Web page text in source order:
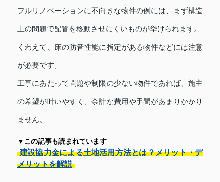
フルリノベーションに不向きな物件の例には、まず構造
上の問題で配管を移動させにくいものが挙げられます。
くわえて、床の防音性能に指定がある物件などには注意
が必要です。
工事にあたって問題や制限の少ない物件であれば、施主
の希望が叶いやすく、余計な費用や手間があまりかかり
ません。
▼この記事も読まれています
建設協力金による土地活用方法とは？メリット・デ
メリットを解説